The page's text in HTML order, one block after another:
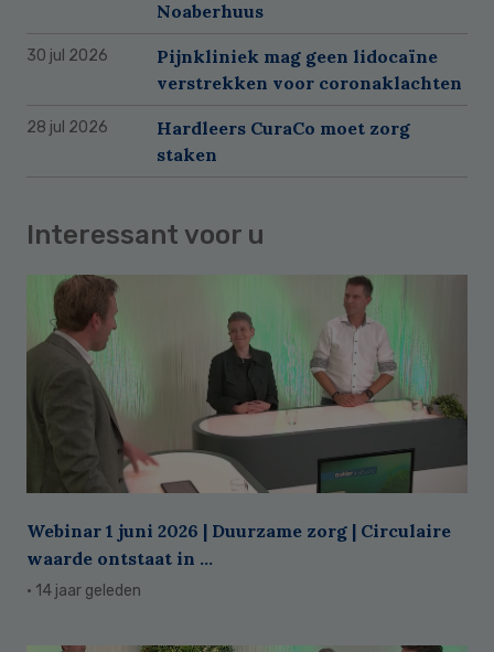
Noaberhuus
30 jul 2026
Pijnkliniek mag geen lidocaïne
verstrekken voor coronaklachten
28 jul 2026
Hardleers CuraCo moet zorg
staken
Interessant voor u
Webinar 1 juni 2026 | Duurzame zorg | Circulaire
waarde ontstaat in ...
· 14 jaar geleden